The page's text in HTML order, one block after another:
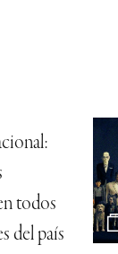
todos
del país